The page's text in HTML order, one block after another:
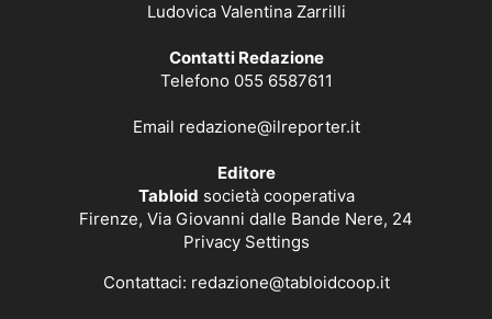
Ludovica Valentina Zarrilli
Contatti Redazione
Telefono 055 6587611
Email redazione@ilreporter.it
Editore
Tabloid società cooperativa
Firenze, Via Giovanni dalle Bande Nere, 24
Privacy Settings
Contattaci: redazione@tabloidcoop.it